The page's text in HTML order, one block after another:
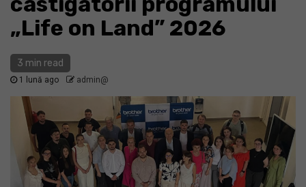
„Life on Land” 2026
3 min read
1 lună ago admin@